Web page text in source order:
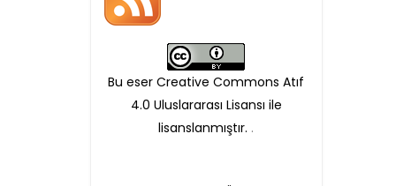
makaleler için yazarlara
APC ödeme bilgi mesajı
iletilmektedir.
ulaşmadan ödeme yapan
Bu eser Creative Commons Atıf
4.0 Uluslararası Lisansı ile
lisanslanmıştır. .